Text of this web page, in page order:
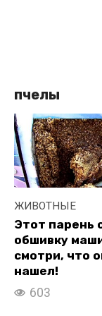
пчелы
ЖИВОТНЫЕ
Этот парень
обшивку
смотри, что
нашел!
603